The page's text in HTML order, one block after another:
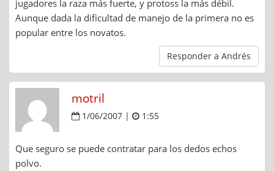
jugadores la raza más fuerte, y protoss la más débil.
Aunque dada la dificultad de manejo de la primera no es
popular entre los novatos.
Responder a Andrés
motril
1/06/2007 | 1:55
Que seguro se puede contratar para los dedos echos
polvo.